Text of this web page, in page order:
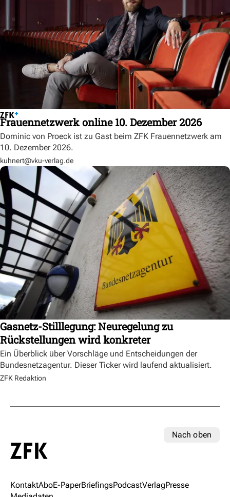
Frauennetzwerk online 10. Dezember 2026
Dominic von Proeck ist zu Gast beim ZFK Frauennetzwerk am
10. Dezember 2026.
kuhnert@vku-verlag.de
Gasnetz-Stilllegung: Neuregelung zu
Rückstellungen wird konkreter
Ein Überblick über Vorschläge und Entscheidungen der
Bundesnetzagentur. Dieser Ticker wird laufend aktualisiert.
ZFK Redaktion
Nach oben
KontaktAboE-PaperBriefingsPodcastVerlagPresse